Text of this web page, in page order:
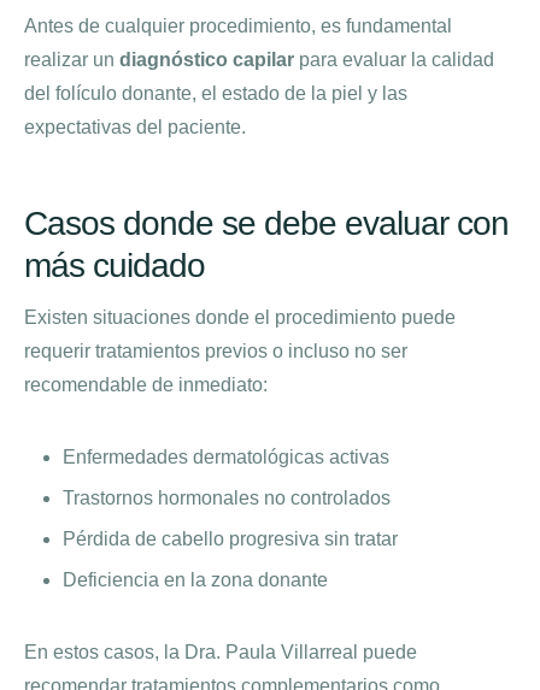
Antes de cualquier procedimiento, es fundamental
realizar un diagnóstico capilar para evaluar la calidad
del folículo donante, el estado de la piel y las
expectativas del paciente.
Casos donde se debe evaluar con
más cuidado
Existen situaciones donde el procedimiento puede
requerir tratamientos previos o incluso no ser
recomendable de inmediato:
Enfermedades dermatológicas activas
Trastornos hormonales no controlados
Pérdida de cabello progresiva sin tratar
Deficiencia en la zona donante
En estos casos, la Dra. Paula Villarreal puede